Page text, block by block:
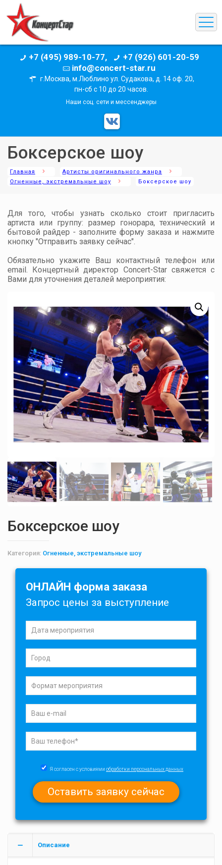
+7 (495) 989-10-77,
+7 (926) 601-20-59
info@concert-star.ru
г.Москва, м.Люблино ул. Судакова, д. 14 оф. 20,
пн-сб с 10 до 20 часов.
Наши соц. сети и мессенджеры
Боксерское шоу
Главная
Артисты оригинального жанра
Огненные, экстремальные шоу
Боксерское шоу
Для того, чтобы узнать сколько стоит пригласить
артиста или группу: размер гонорара, технический и
бытовой райдер - заполните форму заказа и нажмите
кнопку "Отправить заявку сейчас".
Обязательно укажите Ваш контактный телефон или
email. Концертный директор Concert-Star свяжется с
Вами для уточнения деталей мероприятия:
Боксерское шоу
Категория: Огненные, экстремальные шоу
ОНЛАЙН форма заказа
Запрос цены за выступление
Я согласен с условиями обработки персональных данных
Описание